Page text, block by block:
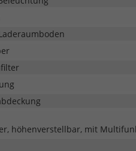
höhenverstellbar, mit